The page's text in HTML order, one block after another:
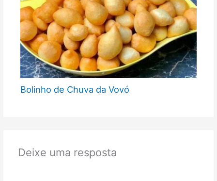
Bolinho de Chuva da Vovó
Deixe uma resposta